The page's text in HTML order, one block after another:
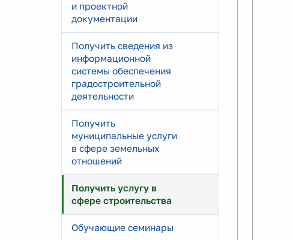
и проектной
документации
Получить сведения из
информационной
системы обеспечения
градостроительной
деятельности
Получить
муниципальные услуги
в сфере земельных
отношений
Получить услугу в
сфере строительства
Обучающие семинары